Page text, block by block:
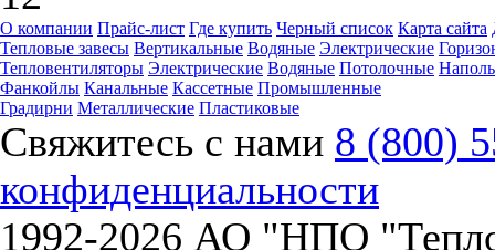
О компании Прайс-лист Где купить Черный список Карта сайта
Тепловые завесы Вертикальные Водяные Электрические
Тепловентиляторы Электрические Водяные Потолочные
Фанкойлы Канальные Кассетные Промышленные
Градирни Металлические Пластиковые
Свяжитесь с нами 8 (800)
конфиденциальности
1992-2026 АО "НПО